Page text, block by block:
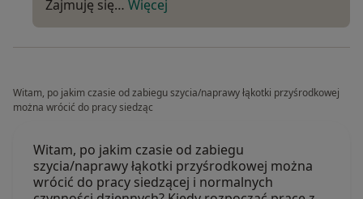
Zajmuję się… Więcej
Witam, po jakim czasie od zabiegu szycia/naprawy łąkotki przyśrodkowej
można wrócić do pracy siedząc
Witam, po jakim czasie od zabiegu
szycia/naprawy łąkotki przyśrodkowej można
wrócić do pracy siedzącej i normalnych